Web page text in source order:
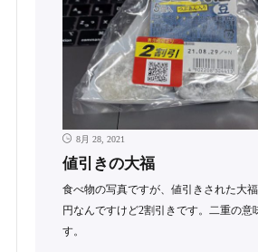
8月 28, 2021
値引きの大福
食べ物の写真ですが、値引きされた大
円なんですけど2割引きです。二重の意
す。